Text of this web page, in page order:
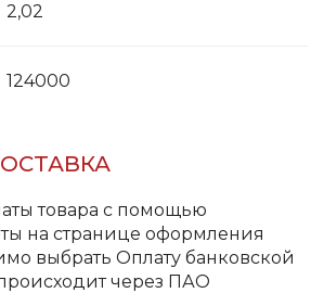
2,02
124000
товара с помощью
на странице оформления
выбрать Оплату банковской
через ПАО